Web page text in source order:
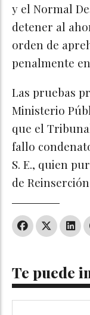
y el Normal
detener al
orden de
penalmente
Las pruebas
Ministerio
que el
fallo
S. E., quien
de
Te puede